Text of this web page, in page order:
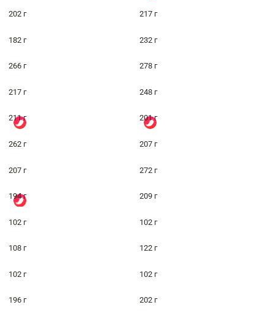
202 г 217 г
182 г 232 г
266 г 278 г
217 г 248 г
211 г 201 г
262 г 207 г
207 г 272 г
194 г 209 г
102 г 102 г
108 г 122 г
102 г 102 г
196 г 202 г